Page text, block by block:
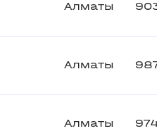
Алматы
Алматы
Алматы